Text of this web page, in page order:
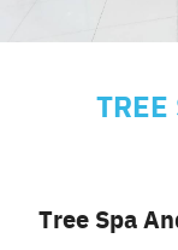
Tree Spa